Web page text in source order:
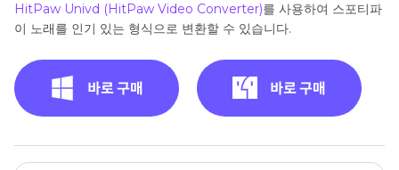
HitPaw Univd (HitPaw Video Converter)를 사용하여 스포티파
이 노래를 인기 있는 형식으로 변환할 수 있습니다.